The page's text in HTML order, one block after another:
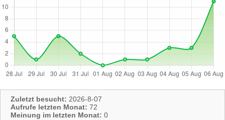
Zuletzt besucht: 2026-8-07
Aufrufe letzten Monat: 72
Meinung im letzten Monat: 0